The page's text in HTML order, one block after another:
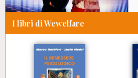
I libri di Wewelfare